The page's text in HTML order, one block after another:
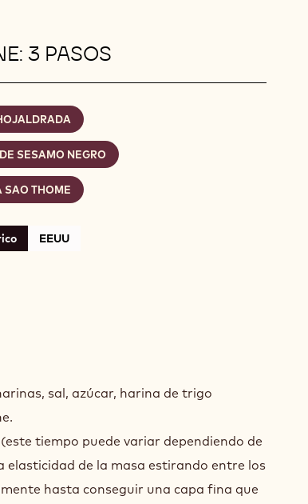
3 PASOS
SESAMO NEGRO
SAO THOME
EEUU
sal, azúcar, harina de trigo
tiempo puede variar dependiendo de
elasticidad de la masa estirando entre los
hasta conseguir una capa fina que